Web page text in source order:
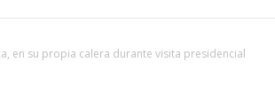
en su propia calera durante visita presidencial